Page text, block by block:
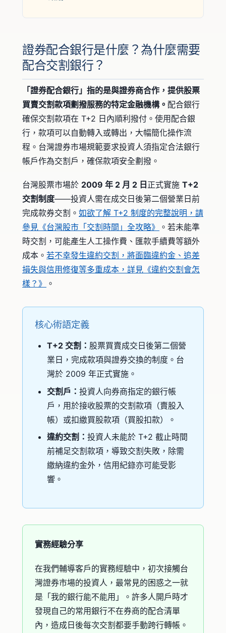
證券配合銀行是什麼？為什麼需要
配合交割銀行？
「證券配合銀行」指的是與證券商合作，提供股票
買賣交割款項劃撥服務的特定金融機構。 配合銀行
確保交割款項在 T+2 日內順利撥付。使用配合銀
行，款項可以自動轉入或轉出，大幅簡化操作流
程。台灣證券市場規範要求投資人須指定合法銀行
帳戶作為交割戶，確保款項安全劃撥。
台灣股票市場於 2009 年 2 月 2 日 正式實施 T+2
交割制度——投資人需在成交日後第二個營業日前
完成款券交割。 如欲了解 T+2 制度的完整說明，請
參見《台灣股市「交割時間」全攻略》
。若未能準
時交割，可能產生人工操作費、匯款手續費等額外
成本。 若不幸發生違約交割，將面臨違約金、追差
損失與信用修復等多重成本，詳見《違約交割會怎
樣？》
。
核心術語定義
T+2 交割： 股票買賣成交日後第二個營
業日，完成款項與證券交換的制度。台
灣於 2009 年正式實施。
交割戶： 投資人向券商指定的銀行帳
戶，用於接收股票的交割款項（賣股入
帳）或扣繳買股款項（買股扣款）。
違約交割： 投資人未能於 T+2 截止時間
前補足交割款項，導致交割失敗，除需
繳納違約金外，信用紀錄亦可能受影
響。
實務經驗分享
在我們輔導客戶的實務經驗中，初次接觸台
灣證券市場的投資人，最常見的困惑之一就
是「我的銀行能不能用」。許多人開戶時才
發現自己的常用銀行不在券商的配合清單
內，造成日後每次交割都要手動跨行轉帳。